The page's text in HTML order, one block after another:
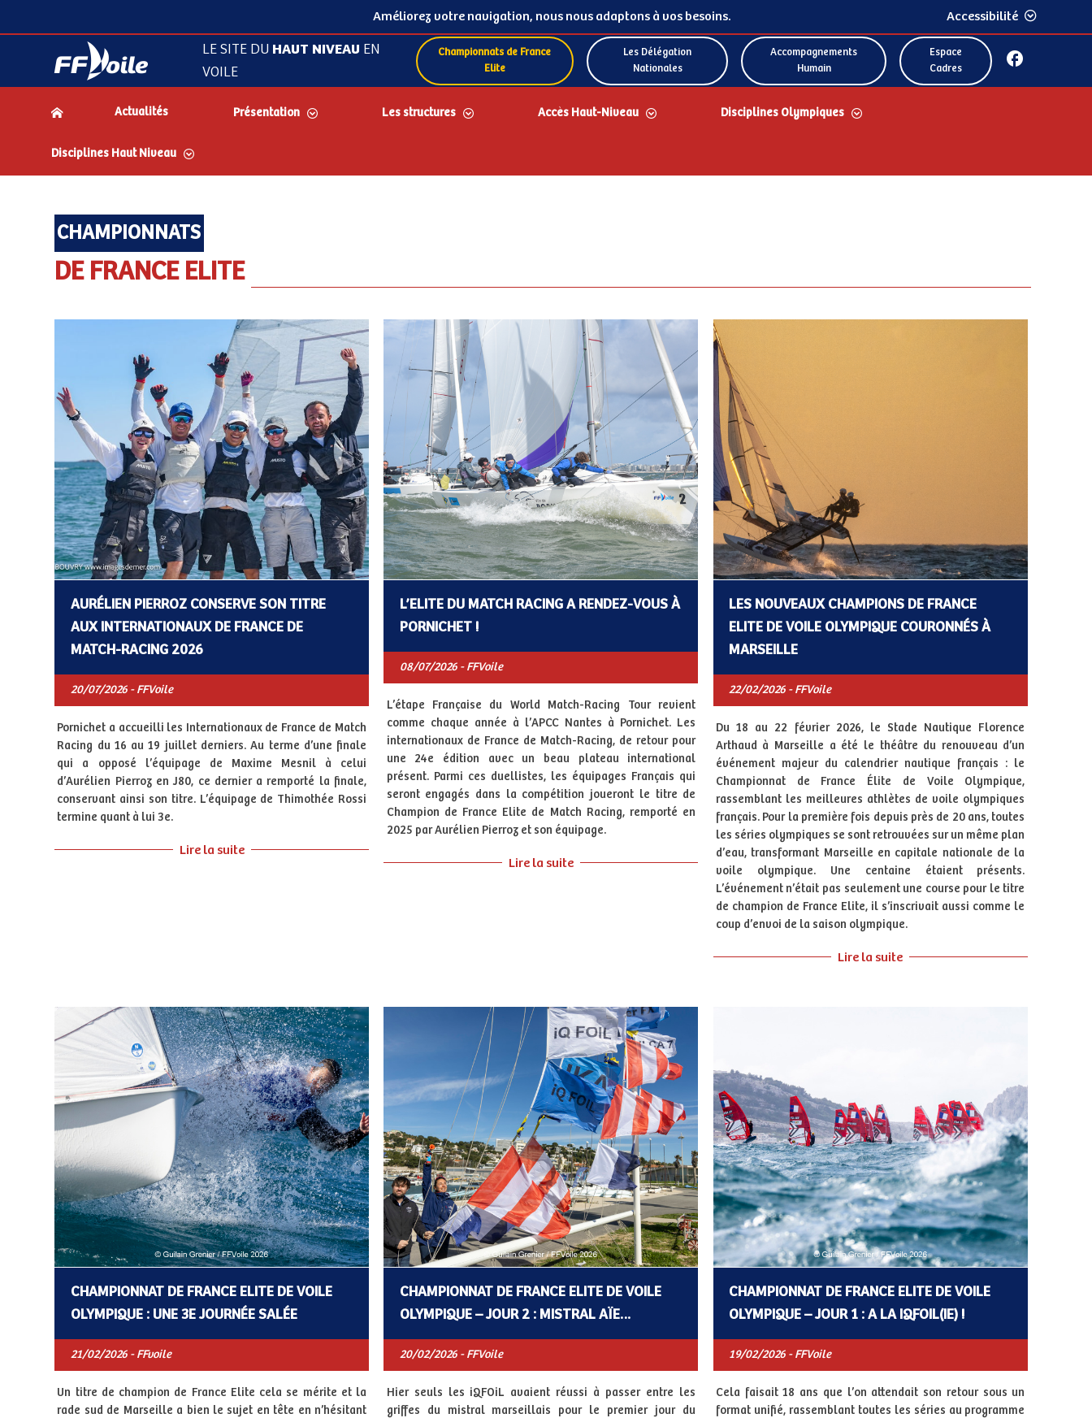
Améliorez votre navigation, nous nous adaptons à vos besoins. Accessibilité
LE SITE DU HAUT NIVEAU EN
VOILE
Championnats de France
Elite
Les Délégation
Nationales
Accompagnements
Humain
Espace
Cadres
Actualités Présentation Les structures Accès Haut-Niveau Disciplines Olympiques
Disciplines Haut Niveau
CHAMPIONNATS
DE FRANCE ELITE
AURÉLIEN PIERROZ CONSERVE SON TITRE
AUX INTERNATIONAUX DE FRANCE DE
MATCH-RACING 2026
20/07/2026 - FFVoile
Pornichet a accueilli les Internationaux de France de Match
Racing du 16 au 19 juillet derniers. Au terme d’une finale
qui a opposé l’équipage de Maxime Mesnil à celui
d’Aurélien Pierroz en J80, ce dernier a remporté la finale,
conservant ainsi son titre. L’équipage de Thimothée Rossi
termine quant à lui 3e.
Lire la suite
L’ELITE DU MATCH RACING A RENDEZ-VOUS À
PORNICHET !
08/07/2026 - FFVoile
L’étape Française du World Match-Racing Tour revient
comme chaque année à l’APCC Nantes à Pornichet. Les
internationaux de France de Match-Racing, de retour pour
une 24e édition avec un beau plateau international
présent. Parmi ces duellistes, les équipages Français qui
seront engagés dans la compétition joueront le titre de
Champion de France Elite de Match Racing, remporté en
2025 par Aurélien Pierroz et son équipage.
Lire la suite
LES NOUVEAUX CHAMPIONS DE FRANCE
ELITE DE VOILE OLYMPIQUE COURONNÉS À
MARSEILLE
22/02/2026 - FFVoile
Du 18 au 22 février 2026, le Stade Nautique Florence
Arthaud à Marseille a été le théâtre du renouveau d’un
événement majeur du calendrier nautique français : le
Championnat de France Élite de Voile Olympique,
rassemblant les meilleures athlètes de voile olympiques
français. Pour la première fois depuis près de 20 ans, toutes
les séries olympiques se sont retrouvées sur un même plan
d’eau, transformant Marseille en capitale nationale de la
voile olympique. Une centaine étaient présents.
L’événement n’était pas seulement une course pour le titre
de champion de France Elite, il s’inscrivait aussi comme le
coup d’envoi de la saison olympique.
Lire la suite
CHAMPIONNAT DE FRANCE ELITE DE VOILE
OLYMPIQUE : UNE 3E JOURNÉE SALÉE
21/02/2026 - FFvoile
Un titre de champion de France Elite cela se mérite et la
rade sud de Marseille a bien le sujet en tête en n’hésitant
CHAMPIONNAT DE FRANCE ELITE DE VOILE
OLYMPIQUE – JOUR 2 : MISTRAL AÏE…
20/02/2026 - FFVoile
Hier seuls les iQFOiL avaient réussi à passer entre les
griffes du mistral marseillais pour le premier jour du
CHAMPIONNAT DE FRANCE ELITE DE VOILE
OLYMPIQUE – JOUR 1 : A LA IQFOIL(IE) !
19/02/2026 - FFVoile
Cela faisait 18 ans que l’on attendait son retour sous un
format unifié, rassemblant toutes les séries au programme